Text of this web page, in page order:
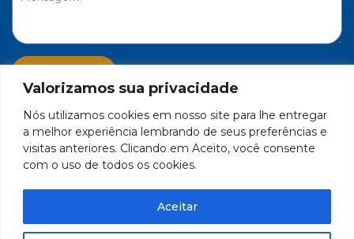
Valorizamos sua privacidade
Nós utilizamos cookies em nosso site para lhe entregar
a melhor experiência lembrando de seus preferências e
visitas anteriores. Clicando em Aceito, você consente
com o uso de todos os cookies.
Aceitar
PORTAL DE PRIVACIDADE
17.271.982/0001-59